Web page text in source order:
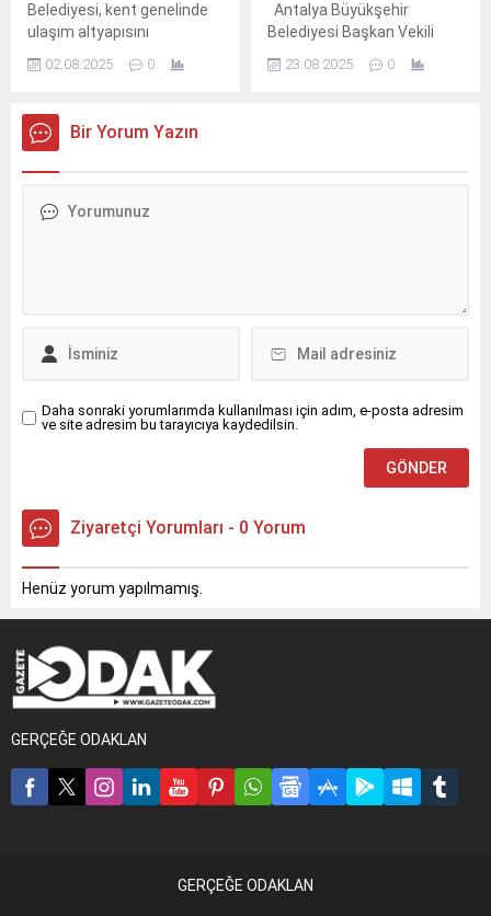
Belediyesi, kent genelinde
ulaşım altyapısını
bakım, onarım ve denetim
titizlikle sürdürüyor.
02.08.2025 0
Antalya Büyükşehir
Belediyesi Başkan Vekili
Bulvarı’ndan Şehir
23.08.2025 0
Bir Yorum Yazın
Daha sonraki yorumlarımda kullanılması için adım, e-posta adresim
ve site adresim bu tarayıcıya kaydedilsin.
Ziyaretçi Yorumları - 0 Yorum
Henüz yorum yapılmamış.
GERÇEĞE ODAKLAN
GERÇEĞE ODAKLAN